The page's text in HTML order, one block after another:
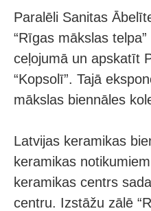
Paralēli Sanitas
“Rīgas mākslas
ceļojumā un apskatīt
“Kopsolī”. Tajā
mākslas biennāles
Latvijas keramikas
keramikas
keramikas centrs
centru. Izstāžu zālē